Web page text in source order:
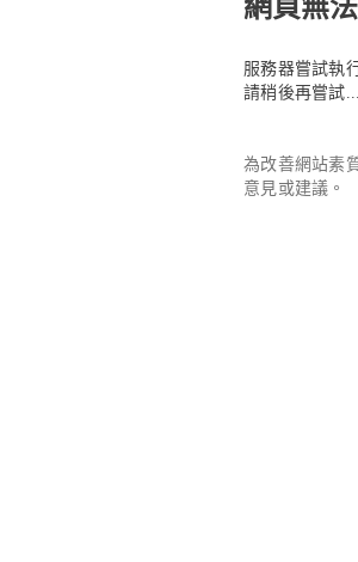
網頁無
服務器嘗試執
請稍後再嘗試...
為改善網站素
意見或建議。